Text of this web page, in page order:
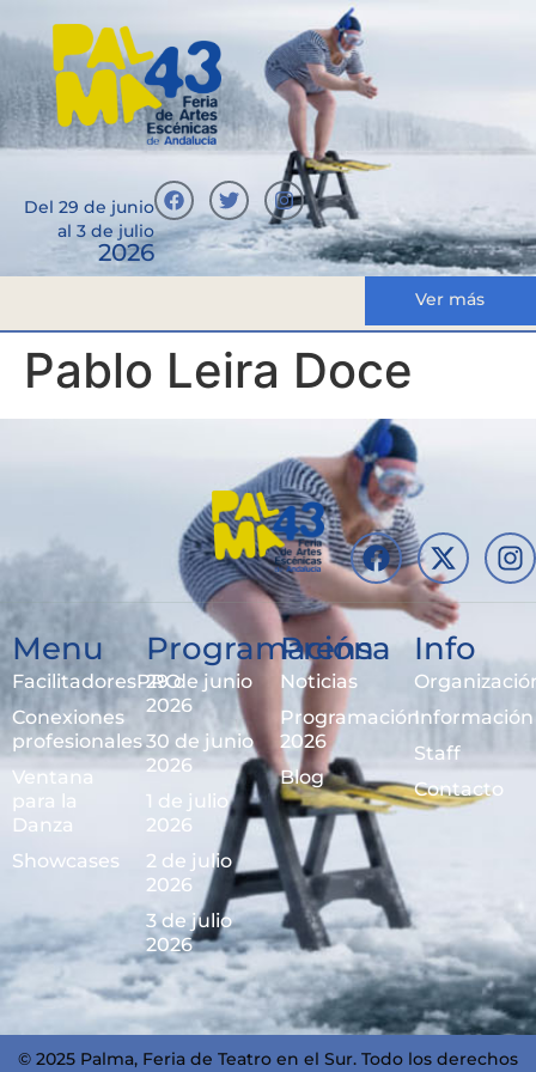
Del 29 de junio
al 3 de julio
2026
Ver más
Pablo Leira Doce
Menu
FacilitadoresPRO
Conexiones
profesionales
Ventana
para la
Danza
Showcases
Programación
29 de junio
2026
30 de junio
2026
1 de julio
2026
2 de julio
2026
3 de julio
2026
Prensa
Noticias
Programación
2026
Blog
Info
Información
Staff
Contacto
© 2025 Palma, Feria de Teatro en el Sur. Todo los derechos